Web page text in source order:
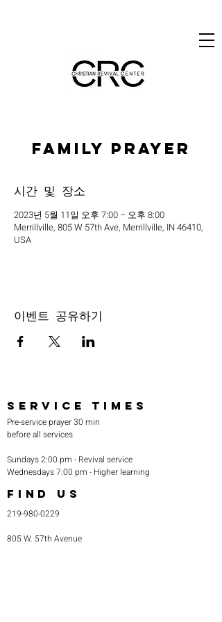
Family Prayer
시간 및 장소
2023년 5월 11일 오후 7:00 – 오후 8:00
Merrillville, 805 W 57th Ave, Merrillville, IN 46410,
USA
이벤트 공유하기
SERVICE TIMES
Pre-service prayer 30 min
before all services
Sundays 2:00 pm - Revival service
Wednesdays 7:00 pm - Higher learning
FIND US
219-980-0229
805 W. 57th Avenue